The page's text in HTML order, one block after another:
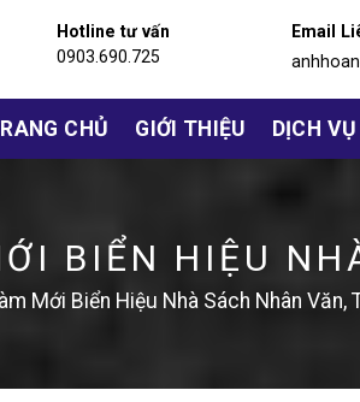
Hotline tư vấn
0903.690.725
Email
CHỦ GIỚI THIỆU DỊCH VỤ
BIỂN HIỆU
Mới Biển Hiệu Nhà Sách Nhân Văn,